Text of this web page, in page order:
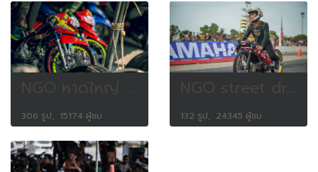
306 รูป, 15174 ผู้ชม 132 รูป, 24345 ผู้ชม